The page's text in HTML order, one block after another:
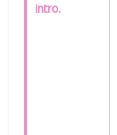
Intro.